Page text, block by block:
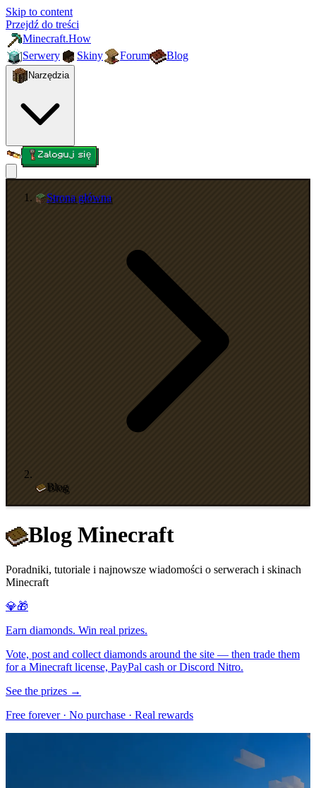
Skip to content
Przejdź do treści
Minecraft.How
Serwery
Skiny Forum Blog
Narzędzia
Zaloguj się
Strona główna
Blog
Blog Minecraft
Poradniki, tutoriale i najnowsze wiadomości o serwerach i skinach
Minecraft
💎🎁
Earn diamonds. Win real prizes.
Vote, post and collect diamonds around the site — then trade them
for a Minecraft license, PayPal cash or Discord Nitro.
See the prizes →
Free forever · No purchase · Real rewards